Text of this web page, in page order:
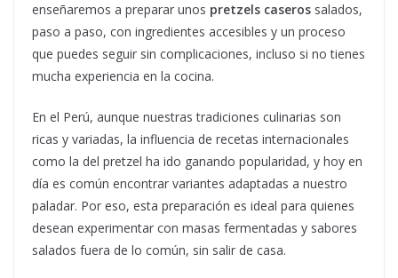
enseñaremos a preparar unos pretzels caseros salados,
paso a paso, con ingredientes accesibles y un proceso
que puedes seguir sin complicaciones, incluso si no tienes
mucha experiencia en la cocina.
En el Perú, aunque nuestras tradiciones culinarias son
ricas y variadas, la influencia de recetas internacionales
como la del pretzel ha ido ganando popularidad, y hoy en
día es común encontrar variantes adaptadas a nuestro
paladar. Por eso, esta preparación es ideal para quienes
desean experimentar con masas fermentadas y sabores
salados fuera de lo común, sin salir de casa.